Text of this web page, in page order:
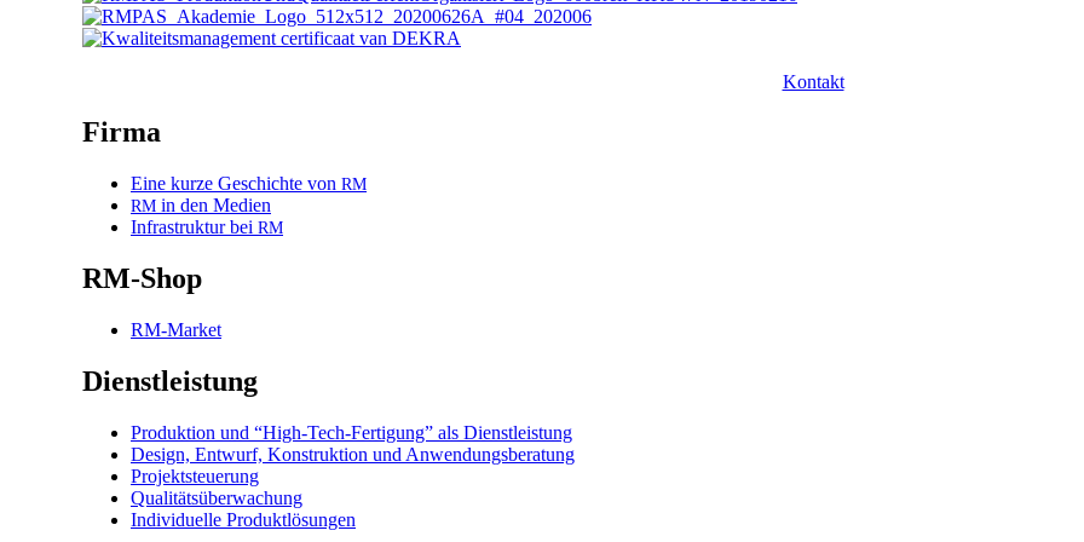
Kontakt
Firma
Eine kurze Geschichte von RM
RM in den Medien
Infrastruktur bei RM
RM-Shop
RM-Market
Dienstleistung
Produktion und “High-Tech-Fertigung” als Dienstleistung
Design, Entwurf, Konstruktion und Anwendungsberatung
Projektsteuerung
Qualitätsüberwachung
Individuelle Produktlösungen